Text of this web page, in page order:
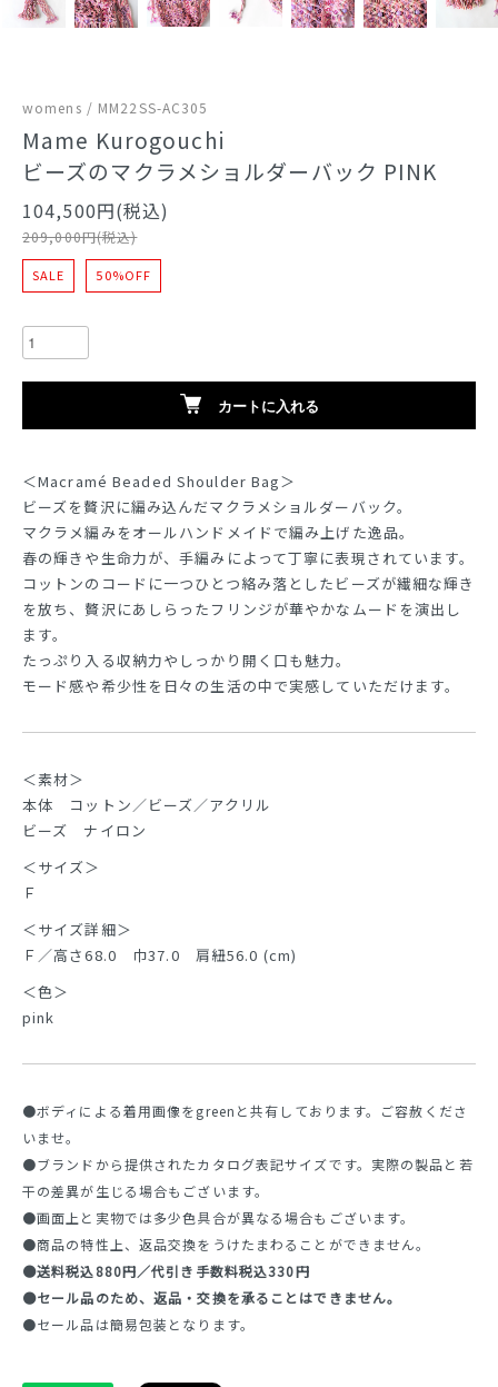
womens / MM22SS-AC305
Mame Kurogouchi
ビーズのマクラメショルダーバック PINK
104,500円(税込)
209,000円(税込)
SALE 50%OFF
カートに入れる
＜Macramé Beaded Shoulder Bag＞
ビーズを贅沢に編み込んだマクラメショルダーバック。
マクラメ編みをオールハンドメイドで編み上げた逸品。
春の輝きや生命力が、手編みによって丁寧に表現されています。
コットンのコードに一つひとつ絡み落としたビーズが繊細な輝き
を放ち、贅沢にあしらったフリンジが華やかなムードを演出し
ます。
たっぷり入る収納力やしっかり開く口も魅力。
モード感や希少性を日々の生活の中で実感していただけます。
＜素材＞
本体 コットン／ビーズ／アクリル
ビーズ ナイロン
＜サイズ＞
Ｆ
＜サイズ詳細＞
Ｆ／高さ68.0 巾37.0 肩紐56.0 (cm)
＜色＞
pink
●ボディによる着用画像をgreenと共有しております。ご容赦くださ
いませ。
●ブランドから提供されたカタログ表記サイズです。実際の製品と若
干の差異が生じる場合もございます。
●画面上と実物では多少色具合が異なる場合もございます。
●商品の特性上、返品交換をうけたまわることができません。
●送料税込880円／代引き手数料税込330円
●セール品のため、返品・交換を承ることはできません。
●セール品は簡易包装となります。